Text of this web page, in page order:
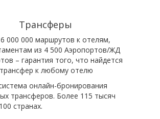
Трансферы
000 000 маршрутов к отелям,
из 4 500 Аэропортов/ЖД
– гарантия того, что найдется
к любому отелю
онлайн-бронирования
трансферов. Более 115 тысяч
странах.